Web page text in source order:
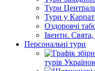
Тури
Тури у
Оздоровчі
Івенти.
Персональні тури
турів